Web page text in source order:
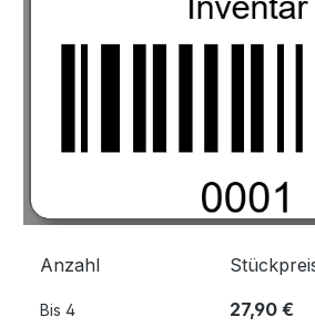
Anzahl
Bis 4 27,90 €